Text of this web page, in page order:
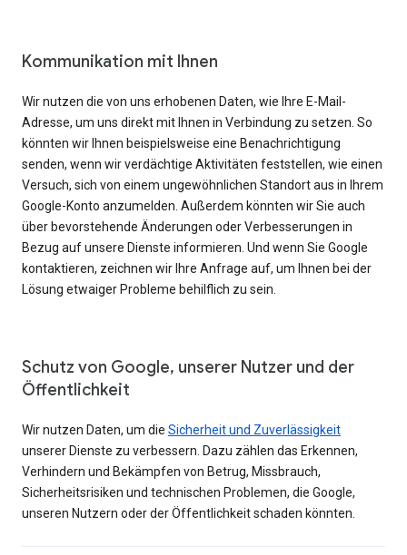
Kommunikation mit Ihnen
Wir nutzen die von uns erhobenen Daten, wie Ihre E-Mail-
Adresse, um uns direkt mit Ihnen in Verbindung zu setzen. So
könnten wir Ihnen beispielsweise eine Benachrichtigung
senden, wenn wir verdächtige Aktivitäten feststellen, wie einen
Versuch, sich von einem ungewöhnlichen Standort aus in Ihrem
Google-Konto anzumelden. Außerdem könnten wir Sie auch
über bevorstehende Änderungen oder Verbesserungen in
Bezug auf unsere Dienste informieren. Und wenn Sie Google
kontaktieren, zeichnen wir Ihre Anfrage auf, um Ihnen bei der
Lösung etwaiger Probleme behilflich zu sein.
Schutz von Google, unserer Nutzer und der
Öffentlichkeit
Wir nutzen Daten, um die Sicherheit und Zuverlässigkeit
unserer Dienste zu verbessern. Dazu zählen das Erkennen,
Verhindern und Bekämpfen von Betrug, Missbrauch,
Sicherheitsrisiken und technischen Problemen, die Google,
unseren Nutzern oder der Öffentlichkeit schaden könnten.